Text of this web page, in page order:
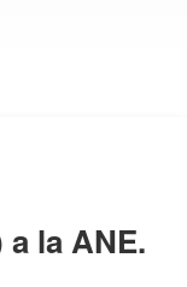
la ANE.